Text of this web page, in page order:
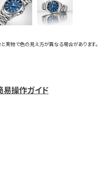
実物で色の見え方が異なる場合があります。
易操作ガイド